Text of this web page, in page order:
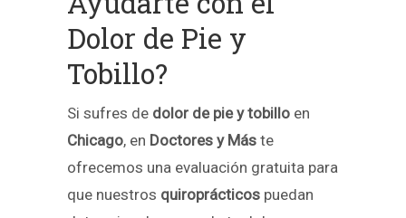
Dolor de Pie y
Tobillo?
Si sufres de dolor de pie y tobillo en
Chicago, en Doctores y Más te
ofrecemos una evaluación gratuita para
que nuestros quiroprácticos puedan